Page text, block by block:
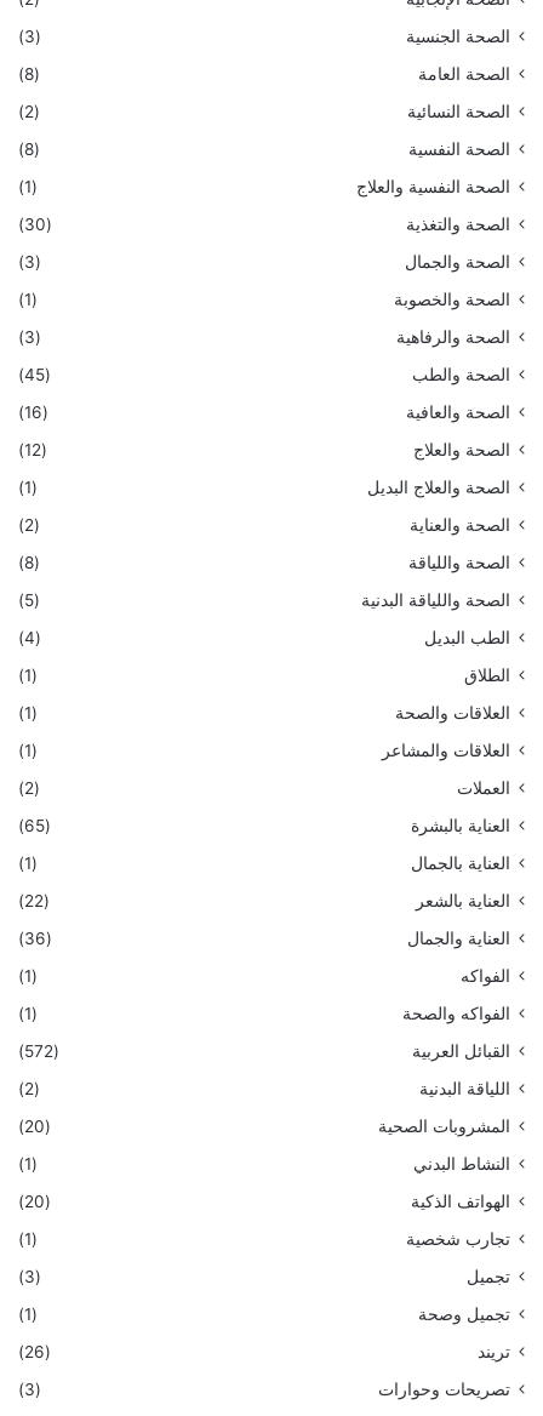
الصحة الجنسية
(3)
الصحة العامة
(8)
الصحة النسائية
(2)
الصحة النفسية
(8)
الصحة النفسية والعلاج
(1)
الصحة والتغذية
(30)
الصحة والجمال
(3)
الصحة والخصوبة
(1)
الصحة والرفاهية
(3)
الصحة والطب
(45)
الصحة والعافية
(16)
الصحة والعلاج
(12)
الصحة والعلاج البديل
(1)
الصحة والعناية
(2)
الصحة واللياقة
(8)
الصحة واللياقة البدنية
(5)
الطب البديل
(4)
الطلاق
(1)
العلاقات والصحة
(1)
العلاقات والمشاعر
(1)
العملات
(2)
العناية بالبشرة
(65)
العناية بالجمال
(1)
العناية بالشعر
(22)
العناية والجمال
(36)
الفواكه
(1)
الفواكه والصحة
(1)
القبائل العربية
(572)
اللياقة البدنية
(2)
المشروبات الصحية
(20)
النشاط البدني
(1)
الهواتف الذكية
(20)
تجارب شخصية
(1)
تجميل
(3)
تجميل وصحة
(1)
تريند
(26)
تصريحات وحوارات
(3)